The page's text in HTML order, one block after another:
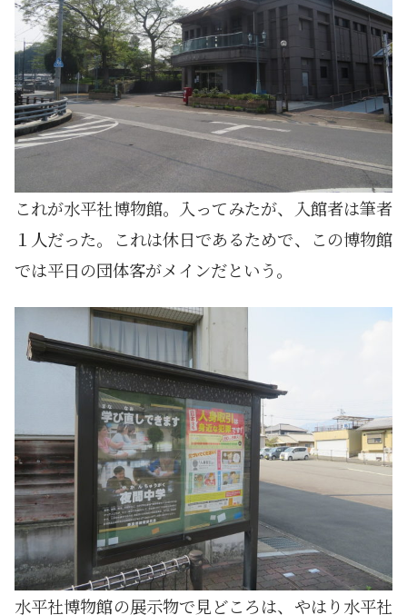
これが水平社博物館。入ってみたが、入館者は筆者
１人だった。これは休日であるためで、この博物館
では平日の団体客がメインだという。
水平社博物館の展示物で見どころは、やはり水平社